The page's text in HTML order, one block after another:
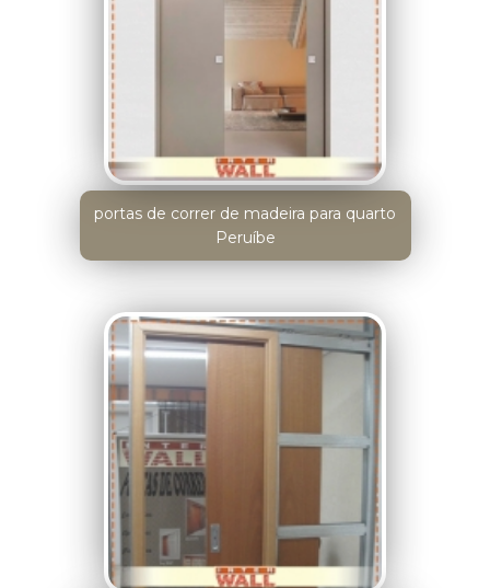
portas de correr de madeira para quarto
Peruíbe